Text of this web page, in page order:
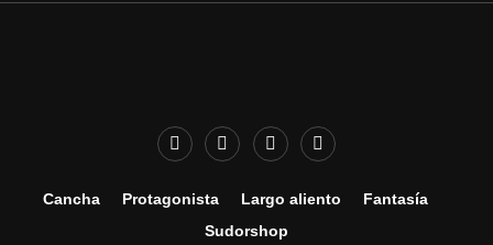
Cancha Protagonista Largo aliento
Fantasía
Sudorshop